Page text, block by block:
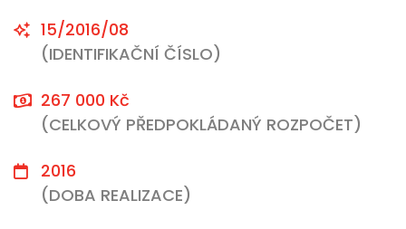
15/2016/08
(IDENTIFIKAČNÍ ČÍSLO)
267 000 Kč
(CELKOVÝ PŘEDPOKLÁDANÝ ROZPOČET)
2016
(DOBA REALIZACE)